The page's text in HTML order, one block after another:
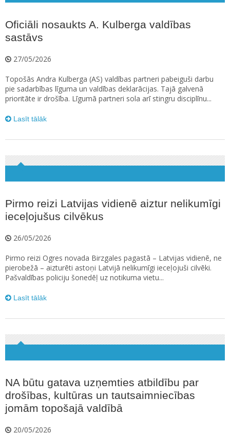
Oficiāli nosaukts A. Kulberga valdības
sastāvs
27/05/2026
Topošās Andra Kulberga (AS) valdības partneri pabeiguši darbu
pie sadarbības līguma un valdības deklarācijas. Tajā galvenā
prioritāte ir drošība. Līgumā partneri sola arī stingru disciplīnu...
Lasīt tālāk
Pirmo reizi Latvijas vidienē aiztur nelikumīgi
ieceļojušus cilvēkus
26/05/2026
Pirmo reizi Ogres novada Birzgales pagastā – Latvijas vidienē, ne
pierobežā – aizturēti astoņi Latvijā nelikumīgi ieceļojuši cilvēki.
Pašvaldības policiju šonedēļ uz notikuma vietu...
Lasīt tālāk
NA būtu gatava uzņemties atbildību par
drošības, kultūras un tautsaimniecības
jomām topošajā valdībā
20/05/2026